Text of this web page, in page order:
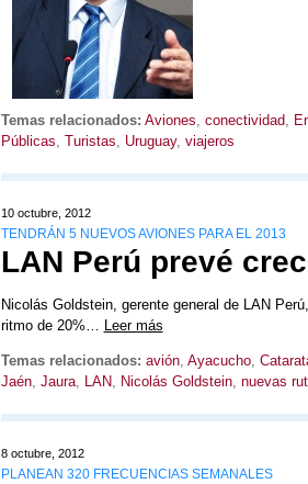
Temas relacionados: Aviones, conectividad,
Públicas, Turistas, Uruguay, viajeros
10 octubre, 2012
TENDRÁN 5 NUEVOS AVIONES PARA EL 2013
LAN Perú prevé
Nicolás Goldstein, gerente general de LAN
ritmo de 20%… Leer más
Temas relacionados: avión, Ayacucho,
Jaén, Jaura, LAN, Nicolás Goldstein, nuevas
8 octubre, 2012
PLANEAN 320 FRECUENCIAS SEMANALES